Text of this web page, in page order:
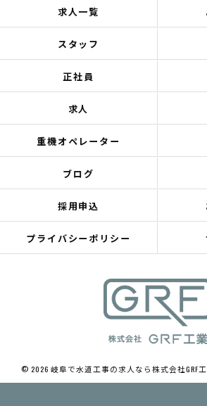
求人一覧
スタッフ
正社員
求人
重機オペレーター
ブログ
採用申込
プライバシーポリシー
© 2026 岐阜で水道工事の求人なら株式会社GRF工業